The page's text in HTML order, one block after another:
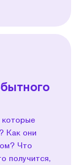
которые
Как они
Что
получится,